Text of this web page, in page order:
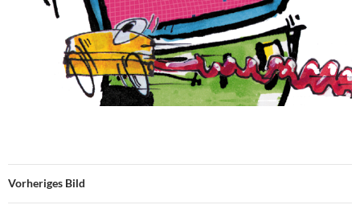
Vorheriges Bild